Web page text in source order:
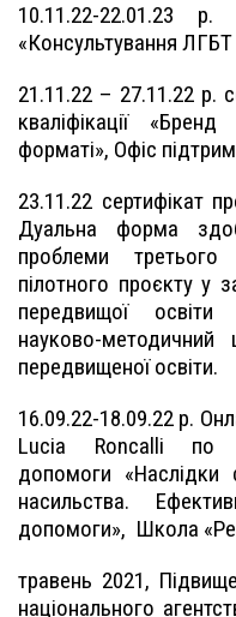
10.11.22-22.01.23 р.
«Консультування ЛГБТ
21.11.22 – 27.11.22 р.
кваліфікації
форматі», Офіс
23.11.22 сертифікат
Дуальна форма
проблеми третього
пілотного проєкту у
передвищої
науково-
передвищеної освіти.
16.09.22-18.09.22 р.
Lucia Roncalli по
допомоги «Наслідки
насильства.
допомоги», Школа
травень 2021,
національного